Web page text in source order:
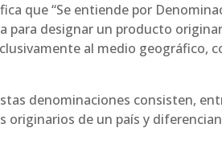
que “Se entiende por
para designar un producto
al medio geográfico,
denominaciones consisten,
originarios de un país y